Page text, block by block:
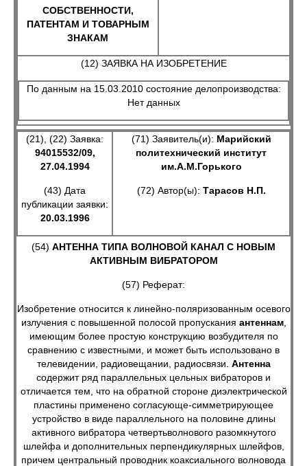
СОБСТВЕННОСТИ,
ПАТЕНТАМ И ТОВАРНЫМ
ЗНАКАМ
(12) ЗАЯВКА НА ИЗОБРЕТЕНИЕ
По данным на 15.03.2010 состояние делопроизводства:
Нет данных
(21), (22) Заявка:
94015532/09,
27.04.1994
(43) Дата
публикации заявки:
20.03.1996
(71) Заявитель(и): Марийский
политехнический институт
им.А.М.Горького
(72) Автор(ы): Тарасов Н.П.
(54) АНТЕННА ТИПА ВОЛНОВОЙ КАНАЛ С НОВЫМ
АКТИВНЫМ ВИБРАТОРОМ
(57) Реферат:
Изобретение относится к линейно-поляризованным осевого
излучения с повышенной полосой пропускания антеннам,
имеющим более простую конструкцию возбудителя по
сравнению с известными, и может быть использовано в
телевидении, радиовещании, радиосвязи. Антенна
содержит ряд параллельных цельных вибраторов и
отличается тем, что на обратной стороне диэлектрической
пластины применено согласующе-симметрирующее
устройство в виде параллельного на половине длины
активного вибратора четвертьволнового разомкнутого
шлейфа и дополнительных перпендикулярных шлейфов,
причем центральный проводник коаксиального волновода